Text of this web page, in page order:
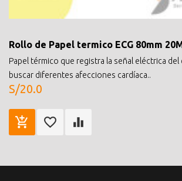
Rollo de Papel termico ECG 80mm
Papel térmico que registra la señal eléctrica del
buscar diferentes afecciones cardíaca..
S/20.0